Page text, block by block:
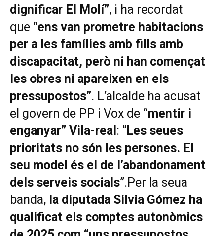
dignificar El Molí”, i ha recordat
que “ens van prometre habitacions
per a les famílies amb fills amb
discapacitat, però ni han començat
les obres ni apareixen en els
pressupostos”. L’alcalde ha acusat
el govern de PP i Vox de “mentir i
enganyar” Vila-real: “Les seues
prioritats no són les persones. El
seu model és el de l’abandonament
dels serveis socials”.Per la seua
banda, la diputada Silvia Gómez ha
qualificat els comptes autonòmics